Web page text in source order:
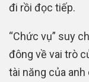
đi rồi đọc tiếp.
“Chức vụ” suy
đông về vai trò
tài năng của